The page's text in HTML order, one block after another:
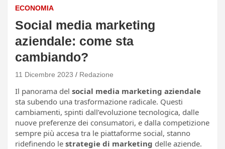
ECONOMIA
Social media marketing
aziendale: come sta
cambiando?
11 Dicembre 2023 Redazione
Il panorama del social media marketing aziendale
sta subendo una trasformazione radicale. Questi
cambiamenti, spinti dall’evoluzione tecnologica, dalle
nuove preferenze dei consumatori, e dalla competizione
sempre più accesa tra le piattaforme social, stanno
ridefinendo le strategie di marketing delle aziende.